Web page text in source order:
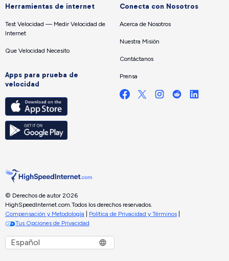
Herramientas de internet
Test Velocidad — Medir Velocidad de
Internet
Que Velocidad Necesito
Apps para prueba de
velocidad
Conecta con Nosotros
Acerca de Nosotros
Nuestra Misión
Contáctanos
Prensa
© Derechos de autor 2026
HighSpeedInternet.com.Todos los derechos reservados.
Compensación y Metodología
Política de Privacidad y Términos
Tus Opciones de Privacidad